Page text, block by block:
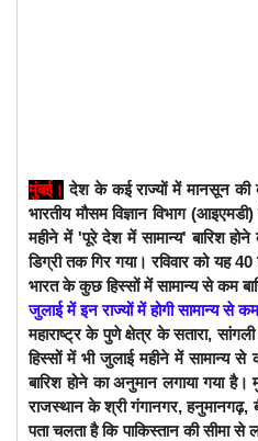
मुंबई । देश के कई राज्यों में मानसून की
भारतीय मौसम विज्ञान विभाग
महीने में 'पूरे देश में सामान्य' बारिश
डिग्री तक गिर गया। रविवार को यह
भारत के कुछ हिस्सों में सामान्य से कम
जुलाई में इन राज्यों में होगी सामान्य से
महाराष्ट्र के पुणे क्षेत्र के सतारा,
हिस्सों में भी जुलाई महीने में सामान्य
बारिश होने का अनुमान लगाया गया
राजस्थान के श्री गंगानगर, हनुमानगढ़,
पता चलता है कि पाकिस्तान की सीमा